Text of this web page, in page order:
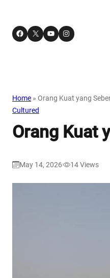
Facebook X YouTube Instagram
Home » Orang Kuat yang
Cultured
Orang Kuat
May 14, 2026 14Views